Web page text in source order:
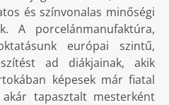
és színvonalas minőségi
A porcelánmanufaktúra,
európai szintű,
ad diákjainak, akik
képesek már fiatal
tapasztalt mesterként